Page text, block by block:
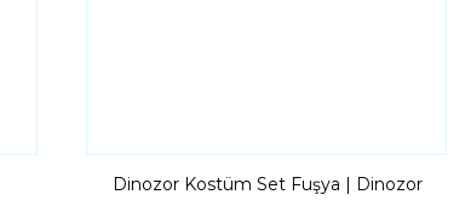
Dinozor Kostüm Set Fuşya | Dinozor